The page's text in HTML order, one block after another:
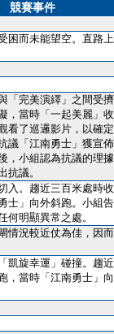
競賽事件
困而未能望空。直路
「完美演繹」之間受
，當時「一起美麗」
看了巡邏影片，以確
議「江南勇士」獲宣
，小組認為抗議的理
抗議。
入。趨近三百米處時
」向外斜跑。小組告
何明顯異常之處。
情況較近仗為佳，因
凱旋幸運」碰撞。趨
，當時「江南勇士」